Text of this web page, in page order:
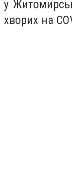
у
хворих на